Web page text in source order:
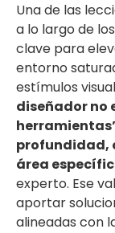
Una de las
a lo largo de
clave para
entorno
estímulos
diseñador no
profundidad,
área
experto. Ese
aportar
alineadas con